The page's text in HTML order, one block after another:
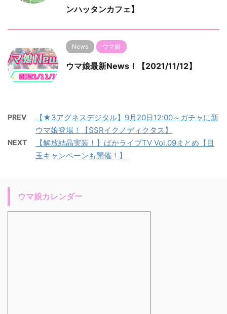
ンハッタンカフェ】
News ウマ娘
ウマ娘最新News！【2021/11/12】
PREV
【★3アグネスデジタル】9月20日12:00～ガチャに新
ウマ娘登場！【SSRイクノディクタス】
NEXT
【解放結晶実装！】ぱかライブTV Vol.09まとめ【目
玉キャンペーンも開催！】
ウマ娘カレンダー